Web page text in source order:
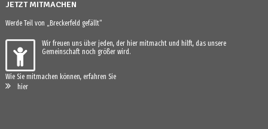
JETZT MITMACHEN
Werde Teil von „Breckerfeld gefällt“
Wir freuen uns über jeden, der hier mitmacht und hilft, das unsere
Gemeinschaft noch größer wird.
Wie Sie mitmachen können, erfahren Sie
hier